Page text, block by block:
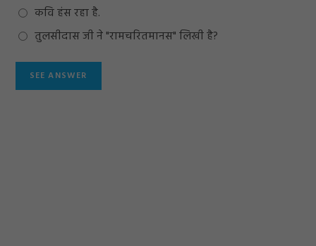
कवि हंस रहा है.
तुलसीदास जी ने "रामचरितमानस" लिखी है?